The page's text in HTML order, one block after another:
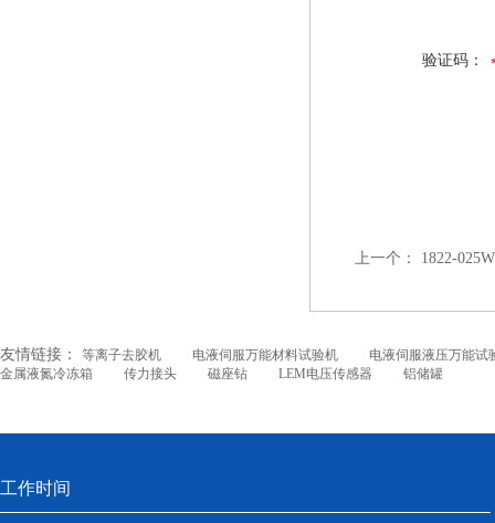
验证码：
上一个： 1822-
友情链接： 等离子去胶机 电液伺服万能材料试验机
电液伺服液压万能试
金属液氮冷冻箱
传力接头 磁座钻 LEM电压传感器 铝储罐
工作时间